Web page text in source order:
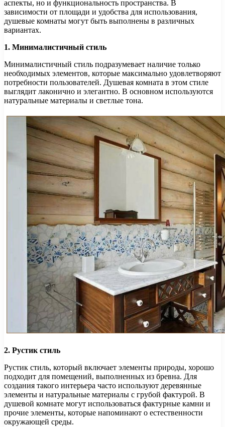
аспекты, но и функциональность пространства. В
зависимости от площади и удобства для использования,
душевые комнаты могут быть выполнены в различных
вариантах.
1. Минималистичный стиль
Минималистичный стиль подразумевает наличие только
необходимых элементов, которые максимально удовлетворяют
потребности пользователей. Душевая комната в этом стиле
выглядит лаконично и элегантно. В основном используются
натуральные материалы и светлые тона.
2. Рустик стиль
Рустик стиль, который включает элементы природы, хорошо
подходит для помещений, выполненных из бревна. Для
создания такого интерьера часто используют деревянные
элементы и натуральные материалы с грубой фактурой. В
душевой комнате могут использоваться фактурные камни и
прочие элементы, которые напоминают о естественности
окружающей среды.